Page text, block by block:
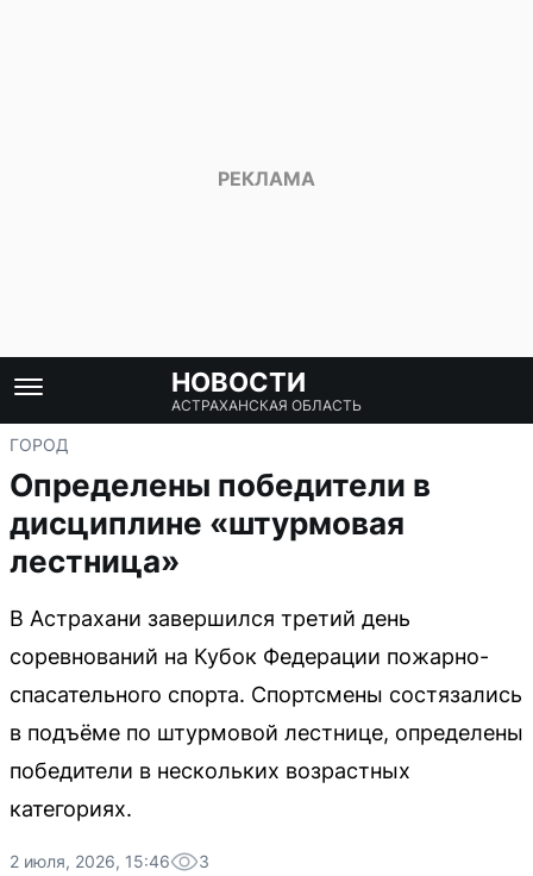
НОВОСТИ
АСТРАХАНСКАЯ ОБЛАСТЬ
ГОРОД
Определены победители в
дисциплине «штурмовая
лестница»
В Астрахани завершился третий день
соревнований на Кубок Федерации пожарно-
спасательного спорта. Спортсмены состязались
в подъёме по штурмовой лестнице, определены
победители в нескольких возрастных
категориях.
2 июля, 2026, 15:46 3